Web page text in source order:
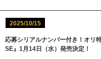
2025/10/15
応募シリアルナンバー付き！オリ
SE』1月14日（水）発売決定！